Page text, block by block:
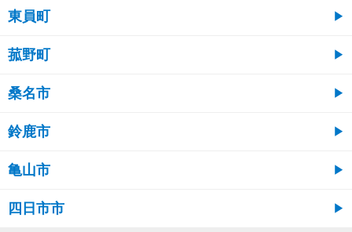
東員町
菰野町
桑名市
鈴鹿市
亀山市
四日市市